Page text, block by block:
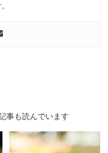
事も読んでいます